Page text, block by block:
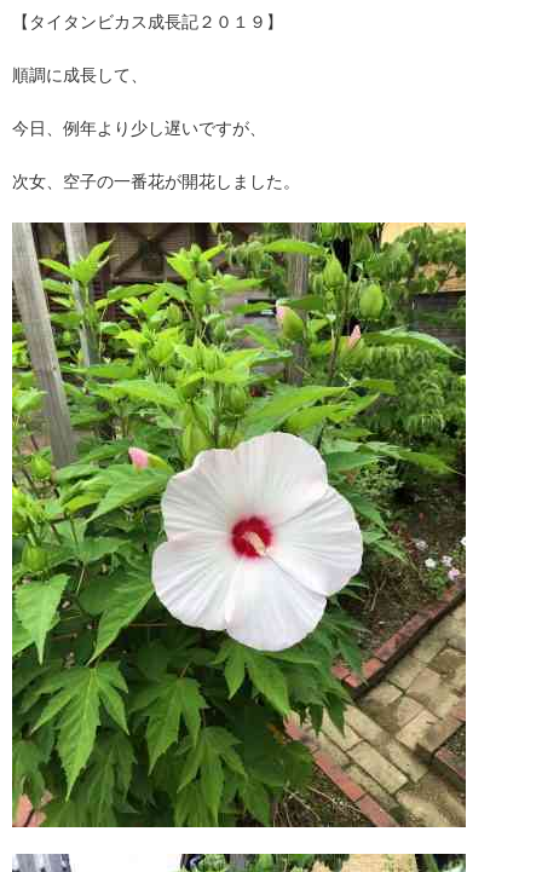
【タイタンビカス成長記２０１９】
順調に成長して、
今日、例年より少し遅いですが、
次女、空子の一番花が開花しました。